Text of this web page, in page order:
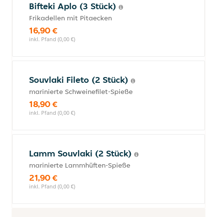
Bifteki Aplo (3 Stück)
Frikadellen mit Pitaecken
16,90 €
inkl. Pfand (0,00 €)
Souvlaki Fileto (2 Stück)
marinierte Schweinefilet-Spieße
18,90 €
inkl. Pfand (0,00 €)
Lamm Souvlaki (2 Stück)
marinierte Lammhüften-Spieße
21,90 €
inkl. Pfand (0,00 €)